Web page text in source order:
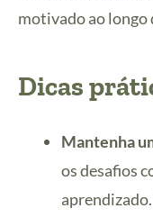
motivado ao longo
Dicas
Mantenha
os desafios